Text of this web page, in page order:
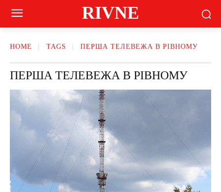
RIVNE
HOME TAGS ПЕРША ТЕЛЕВЕЖА В РІВНОМУ
ПЕРША ТЕЛЕВЕЖА В РІВНОМУ